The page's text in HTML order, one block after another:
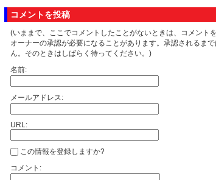
コメントを投稿
(いままで、ここでコメントしたことがないときは、コメント
オーナーの承認が必要になることがあります。承認されるま
ん。そのときはしばらく待ってください。)
名前:
メールアドレス:
URL:
この情報を登録しますか?
コメント: